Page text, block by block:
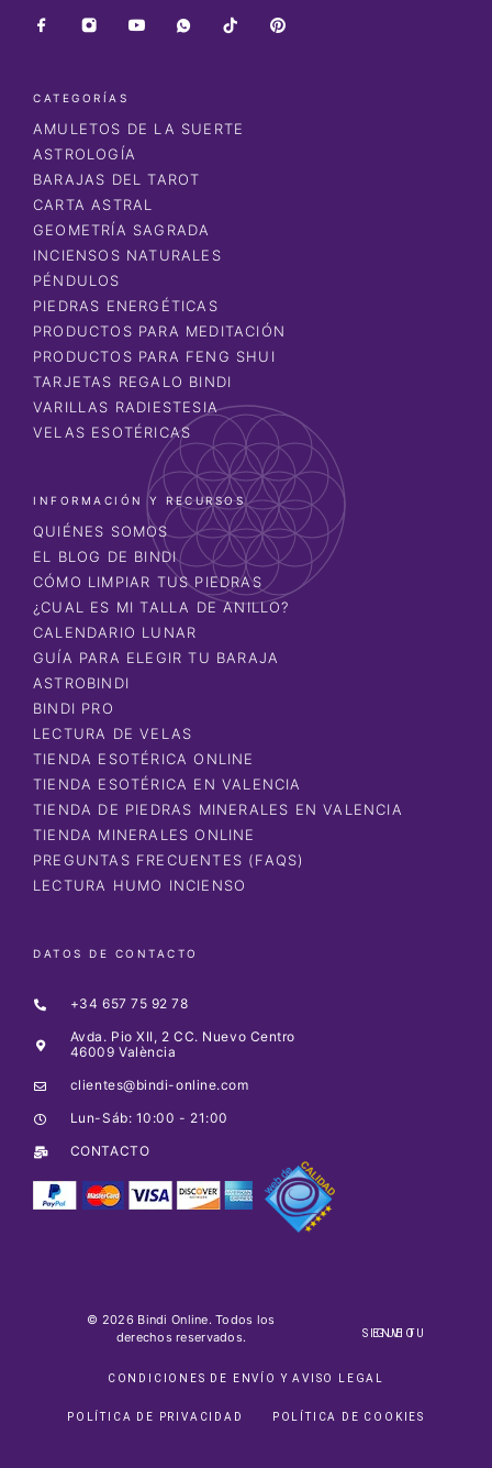
CATEGORÍAS
AMULETOS DE LA SUERTE
ASTROLOGÍA
BARAJAS DEL TAROT
CARTA ASTRAL
GEOMETRÍA SAGRADA
INCIENSOS NATURALES
PÉNDULOS
PIEDRAS ENERGÉTICAS
PRODUCTOS PARA MEDITACIÓN
PRODUCTOS PARA FENG SHUI
TARJETAS REGALO BINDI
VARILLAS RADIESTESIA
VELAS ESOTÉRICAS
INFORMACIÓN Y RECURSOS
QUIÉNES SOMOS
EL BLOG DE BINDI
CÓMO LIMPIAR TUS PIEDRAS
¿CUAL ES MI TALLA DE ANILLO?
CALENDARIO LUNAR
GUÍA PARA ELEGIR TU BARAJA
ASTROBINDI
BINDI PRO
LECTURA DE VELAS
TIENDA ESOTÉRICA ONLINE
TIENDA ESOTÉRICA EN VALENCIA
TIENDA DE PIEDRAS MINERALES EN VALENCIA
TIENDA MINERALES ONLINE
PREGUNTAS FRECUENTES (FAQS)
LECTURA HUMO INCIENSO
DATOS DE CONTACTO
+34 657 75 92 78
Avda. Pio XII, 2 CC. Nuevo Centro
46009 València
clientes@bindi-online.com
Lun-Sáb: 10:00 - 21:00
CONTACTO
© 2026 Bindi Online. Todos los
derechos reservados.
SIGUE TU ENVIO
CONDICIONES DE ENVÍO Y AVISO LEGAL
POLÍTICA DE PRIVACIDAD POLÍTICA DE COOKIES